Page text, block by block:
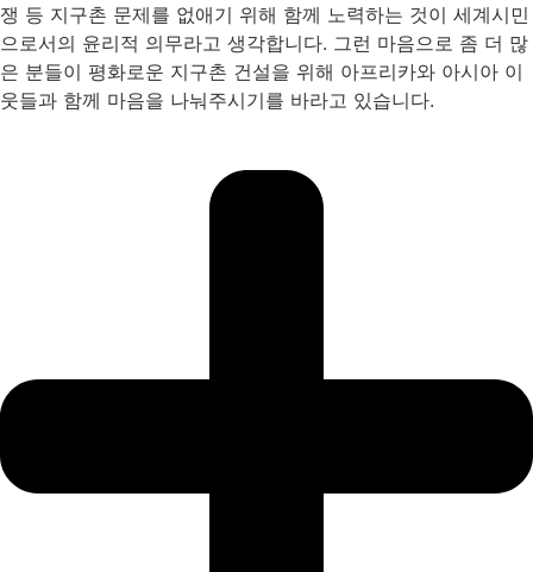
쟁 등 지구촌 문제를 없애기 위해 함께 노력하는 것이 세계시민
으로서의 윤리적 의무라고 생각합니다. 그런 마음으로 좀 더 많
은 분들이 평화로운 지구촌 건설을 위해 아프리카와 아시아 이
웃들과 함께 마음을 나눠주시기를 바라고 있습니다.